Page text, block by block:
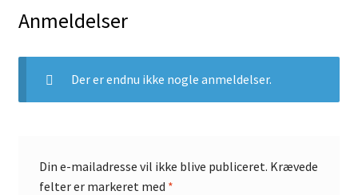
Anmeldelser
Der er endnu ikke nogle anmeldelser.
Din e-mailadresse vil ikke blive publiceret. Krævede
felter er markeret med *